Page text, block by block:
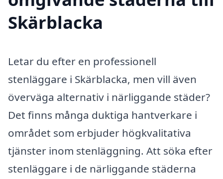
Skärblacka
Letar du efter en professionell
stenläggare i Skärblacka, men vill även
överväga alternativ i närliggande städer?
Det finns många duktiga hantverkare i
området som erbjuder högkvalitativa
tjänster inom stenläggning. Att söka efter
stenläggare i de närliggande städerna